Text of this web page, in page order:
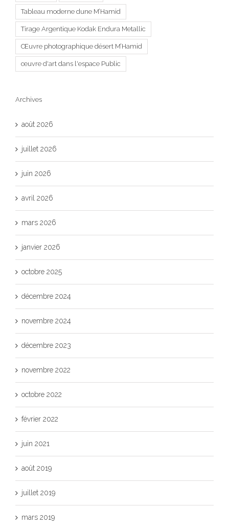
Tableau moderne dune M’Hamid
Tirage Argentique Kodak Endura Metallic
Œuvre photographique désert M’Hamid
œuvre d'art dans l'espace Public
Archives
août 2026
juillet 2026
juin 2026
avril 2026
mars 2026
janvier 2026
octobre 2025
décembre 2024
novembre 2024
décembre 2023
novembre 2022
octobre 2022
février 2022
juin 2021
août 2019
juillet 2019
mars 2019